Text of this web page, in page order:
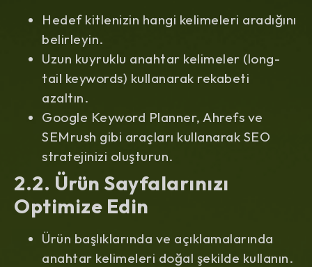
Hedef kitlenizin hangi kelimeleri aradığını
belirleyin.
Uzun kuyruklu anahtar kelimeler (long-
tail keywords) kullanarak rekabeti
azaltın.
Google Keyword Planner, Ahrefs ve
SEMrush gibi araçları kullanarak SEO
stratejinizi oluşturun.
2.2. Ürün Sayfalarınızı
Optimize Edin
Ürün başlıklarında ve açıklamalarında
anahtar kelimeleri doğal şekilde kullanın.